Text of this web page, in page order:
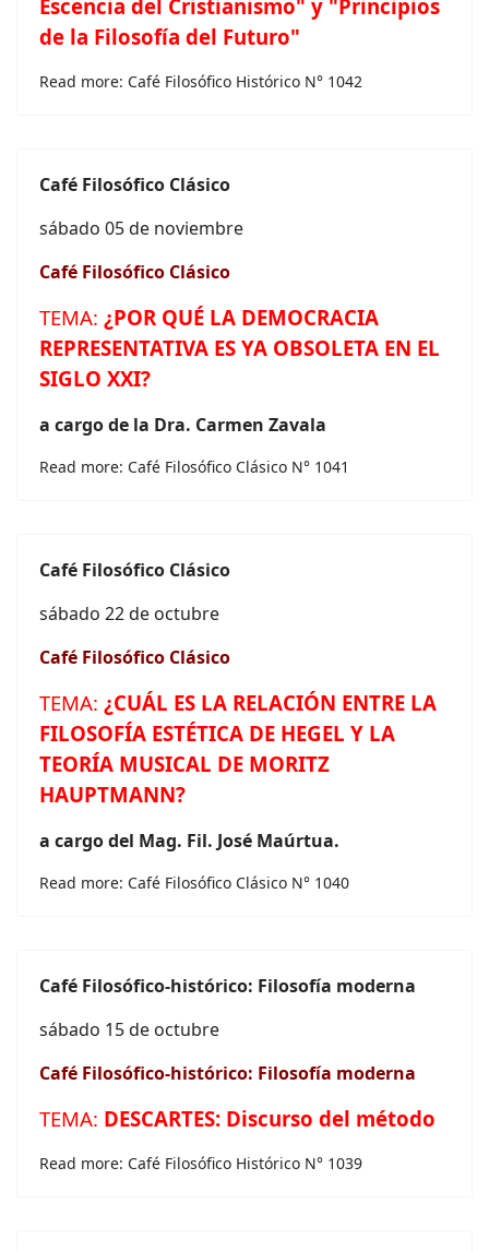
Escencia del Cristianismo" y "Principios
de la Filosofía del Futuro"
Read more: Café Filosófico Histórico N° 1042
Café Filosófico Clásico
sábado 05 de noviembre
Café Filosófico Clásico
TEMA: ¿POR QUÉ LA DEMOCRACIA
REPRESENTATIVA ES YA OBSOLETA EN EL
SIGLO XXI?
a cargo de la Dra. Carmen Zavala
Read more: Café Filosófico Clásico N° 1041
Café Filosófico Clásico
sábado 22 de octubre
Café Filosófico Clásico
TEMA: ¿CUÁL ES LA RELACIÓN ENTRE LA
FILOSOFÍA ESTÉTICA DE HEGEL Y LA
TEORÍA MUSICAL DE MORITZ
HAUPTMANN?
a cargo del Mag. Fil. José Maúrtua.
Read more: Café Filosófico Clásico N° 1040
Café Filosófico-histórico: Filosofía moderna
sábado 15 de octubre
Café Filosófico-histórico: Filosofía moderna
TEMA: DESCARTES: Discurso del método
Read more: Café Filosófico Histórico N° 1039